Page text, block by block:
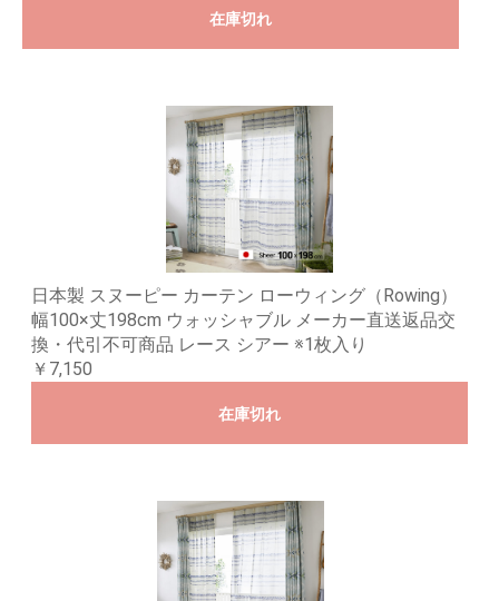
在庫切れ
日本製 スヌーピー カーテン ローウィング（Rowing）
幅100×丈198cm ウォッシャブル メーカー直送返品交
換・代引不可商品 レース シアー ※1枚入り
￥7,150
在庫切れ